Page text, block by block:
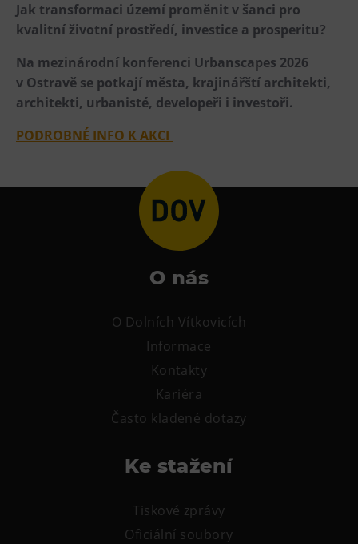
HopJump
Lezecká stěna
Národní zemědělské muzeum
Fajna Dilna
Dolní Vítkovice
Hornické muzeum
Jak transformaci území proměnit v šanci pro
kvalitní životní prostředí, investice a prosperitu?
Na mezinárodní konferenci Urbanscapes 2026
v Ostravě se potkají města, krajinářští architekti,
architekti, urbanisté, developeři i investoři.
PODROBNÉ INFO K AKCI
O nás
O Dolních Vítkovicích
Informace
Kontakty
Kariéra
Často kladené dotazy
Ke stažení
Tiskové zprávy
Oficiální soubory